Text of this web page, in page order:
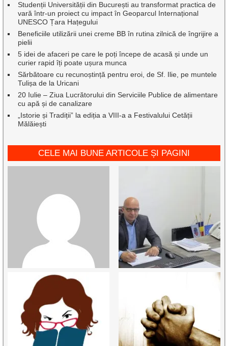
Studenții Universității din București au transformat practica de
vară într-un proiect cu impact în Geoparcul Internațional
UNESCO Țara Hațegului
Beneficiile utilizării unei creme BB în rutina zilnică de îngrijire a
pielii
5 idei de afaceri pe care le poți începe de acasă și unde un
curier rapid îți poate ușura munca
Sărbătoare cu recunoștință pentru eroi, de Sf. Ilie, pe muntele
Tulișa de la Uricani
20 Iulie – Ziua Lucrătorului din Serviciile Publice de alimentare
cu apă și de canalizare
„Istorie și Tradiții” la ediția a VIII-a a Festivalului Cetății
Mălăiești
CELE MAI BUNE ARTICOLE ȘI PAGINI